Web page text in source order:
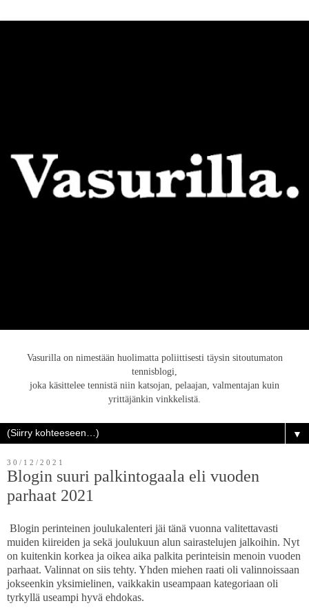
Vasurilla on nimestään huolimatta poliittisesti täysin sitoutumaton
tennisblogi,
joka käsittelee tennistä niin katsojan, pelaajan, valmentajan kuin
yrittäjänkin vinkkelistä.
▼
30/12/2021
Blogin suuri palkintogaala eli vuoden
parhaat 2021
Blogin perinteinen joulukalenteri jäi tänä vuonna valitettavasti
muiden kiireiden ja sekä joulukuun alun sairastelujen jalkoihin. Nyt
on kuitenkin korkea ja oikea aika palkita perinteisin menoin vuoden
parhaat. Valinnat on siis tehty. Yhden miehen raati oli valinnoissaan
jokseenkin yksimielinen, vaikkakin useampaan kategoriaan oli
tyrkyllä useampi hyvä ehdokas.